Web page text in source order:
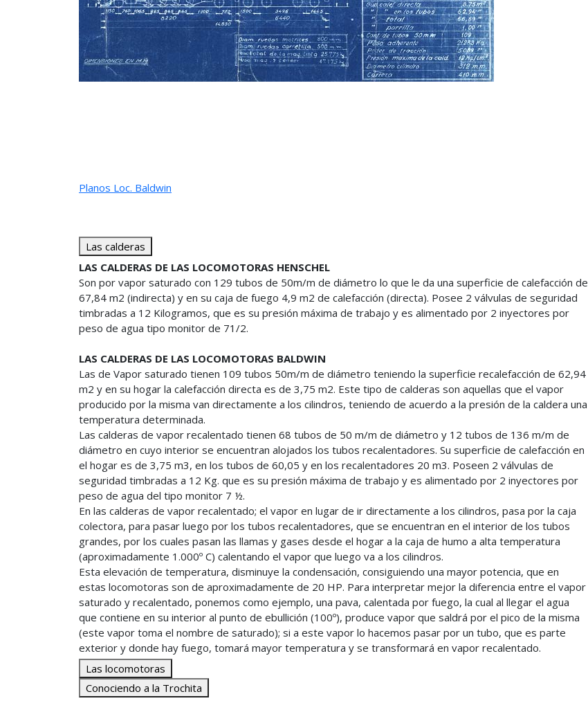
Planos Loc. Baldwin
Las calderas
LAS CALDERAS DE LAS LOCOMOTORAS HENSCHEL
Son por vapor saturado con 129 tubos de 50m/m de diámetro lo que le da una superficie de calefacción de
67,84 m2 (indirecta) y en su caja de fuego 4,9 m2 de calefacción (directa). Posee 2 válvulas de seguridad
timbradas a 12 Kilogramos, que es su presión máxima de trabajo y es alimentado por 2 inyectores por
peso de agua tipo monitor de 71/2.
LAS CALDERAS DE LAS LOCOMOTORAS BALDWIN
Las de Vapor saturado tienen 109 tubos 50m/m de diámetro teniendo la superficie recalefacción de 62,94
m2 y en su hogar la calefacción directa es de 3,75 m2. Este tipo de calderas son aquellas que el vapor
producido por la misma van directamente a los cilindros, teniendo de acuerdo a la presión de la caldera una
temperatura determinada.
Las calderas de vapor recalentado tienen 68 tubos de 50 m/m de diámetro y 12 tubos de 136 m/m de
diámetro en cuyo interior se encuentran alojados los tubos recalentadores. Su superficie de calefacción en
el hogar es de 3,75 m3, en los tubos de 60,05 y en los recalentadores 20 m3. Poseen 2 válvulas de
seguridad timbradas a 12 Kg. que es su presión máxima de trabajo y es alimentado por 2 inyectores por
peso de agua del tipo monitor 7 ½.
En las calderas de vapor recalentado; el vapor en lugar de ir directamente a los cilindros, pasa por la caja
colectora, para pasar luego por los tubos recalentadores, que se encuentran en el interior de los tubos
grandes, por los cuales pasan las llamas y gases desde el hogar a la caja de humo a alta temperatura
(aproximadamente 1.000º C) calentando el vapor que luego va a los cilindros.
Esta elevación de temperatura, disminuye la condensación, consiguiendo una mayor potencia, que en
estas locomotoras son de aproximadamente de 20 HP. Para interpretar mejor la diferencia entre el vapor
saturado y recalentado, ponemos como ejemplo, una pava, calentada por fuego, la cual al llegar el agua
que contiene en su interior al punto de ebullición (100º), produce vapor que saldrá por el pico de la misma
(este vapor toma el nombre de saturado); si a este vapor lo hacemos pasar por un tubo, que es parte
exterior y donde hay fuego, tomará mayor temperatura y se transformará en vapor recalentado.
Las locomotoras
Conociendo a la Trochita